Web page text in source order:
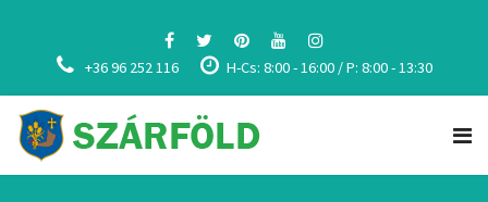
+36 96 252 116 H-Cs: 8:00 - 16:00 / P: 8:00 - 13:30